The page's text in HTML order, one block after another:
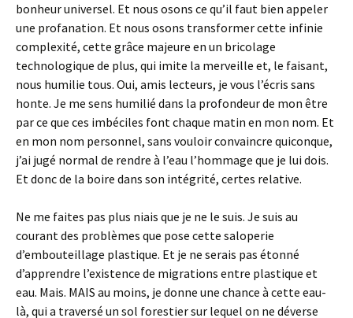
bonheur universel. Et nous osons ce qu’il faut bien appeler
une profanation. Et nous osons transformer cette infinie
complexité, cette grâce majeure en un bricolage
technologique de plus, qui imite la merveille et, le faisant,
nous humilie tous. Oui, amis lecteurs, je vous l’écris sans
honte. Je me sens humilié dans la profondeur de mon être
par ce que ces imbéciles font chaque matin en mon nom. Et
en mon nom personnel, sans vouloir convaincre quiconque,
j’ai jugé normal de rendre à l’eau l’hommage que je lui dois.
Et donc de la boire dans son intégrité, certes relative.
Ne me faites pas plus niais que je ne le suis. Je suis au
courant des problèmes que pose cette saloperie
d’embouteillage plastique. Et je ne serais pas étonné
d’apprendre l’existence de migrations entre plastique et
eau. Mais. MAIS au moins, je donne une chance à cette eau-
là, qui a traversé un sol forestier sur lequel on ne déverse